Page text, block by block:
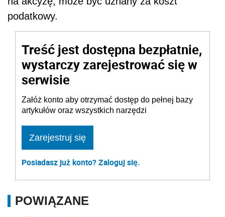
podatkowy.
Treść jest dostępna bezpłatnie,
wystarczy zarejestrować się w
serwisie
Załóż konto aby otrzymać dostęp do pełnej bazy
artykułów oraz wszystkich narzędzi
Zarejestruj się
Posiadasz już konto? Zaloguj się.
POWIĄZANE